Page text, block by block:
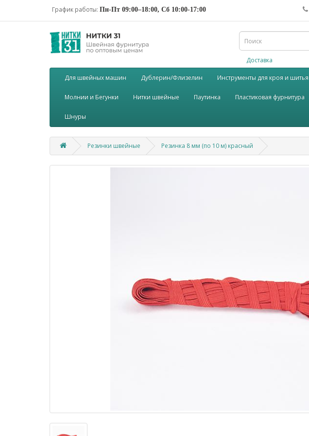
График работы: Пн-Пт 09:00–18:00, Сб 10:00-17:00
Доставка
Для швейных машин Дублерин/Флизелин Инструменты для кроя и шитья
Молнии и Бегунки Нитки швейные Паутинка Пластиковая фурнитура
Шнуры
Резинки швейные Резинка 8 мм (по 10 м) красный